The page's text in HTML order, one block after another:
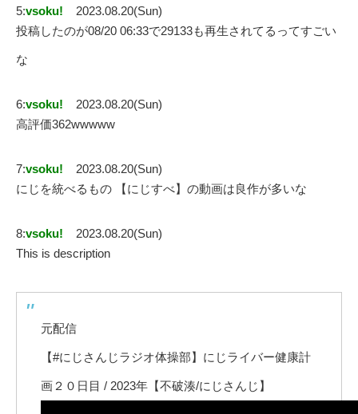
5:vsoku!
2023.08.20(Sun)
投稿したのが08/20 06:33で29133も再生されてるってすごい
な
6:vsoku!
2023.08.20(Sun)
高評価362wwwww
7:vsoku!
2023.08.20(Sun)
にじを統べるもの 【にじすべ】の動画は良作が多いな
8:vsoku!
2023.08.20(Sun)
This is description
元配信
【#にじさんじラジオ体操部】にじライバー健康計
画２０日目 / 2023年【不破湊/にじさんじ】